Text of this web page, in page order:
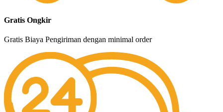
Gratis Ongkir
Gratis Biaya Pengiriman dengan minimal order